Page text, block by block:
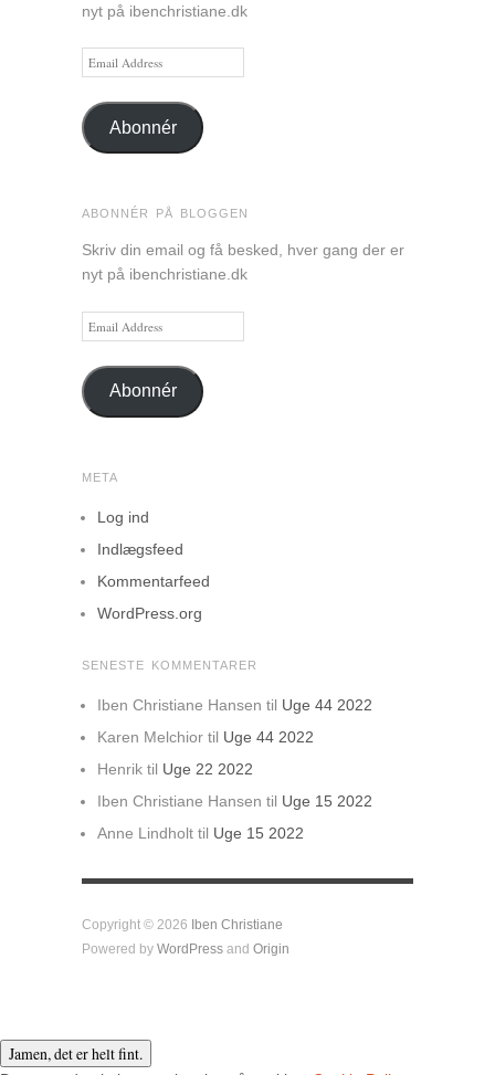
nyt på ibenchristiane.dk
Email
Address
Abonnér
ABONNÉR PÅ BLOGGEN
Skriv din email og få besked, hver gang der er
nyt på ibenchristiane.dk
Email
Address
Abonnér
META
Log ind
Indlægsfeed
Kommentarfeed
WordPress.org
SENESTE KOMMENTARER
Iben Christiane Hansen til Uge 44 2022
Karen Melchior til Uge 44 2022
Henrik til Uge 22 2022
Iben Christiane Hansen til Uge 15 2022
Anne Lindholt til Uge 15 2022
Copyright © 2026 Iben Christiane
Powered by WordPress and Origin